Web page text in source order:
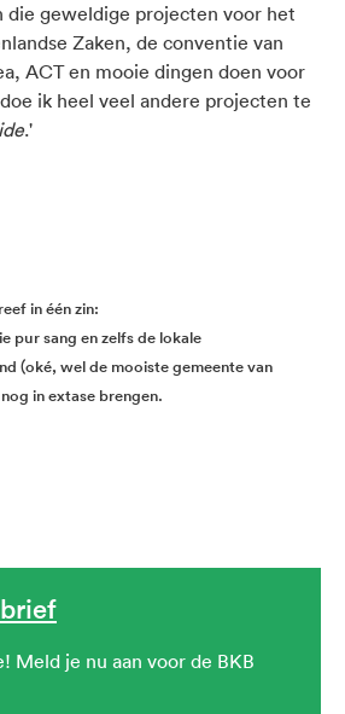
die geweldige projecten voor het
Zaken, de conventie van
ACT en mooie dingen doen voor
ik heel veel andere projecten te
.'
in één zin:
pur sang en zelfs de lokale
(oké, wel de mooiste gemeente van
in extase brengen.
Meld je nu aan voor de BKB